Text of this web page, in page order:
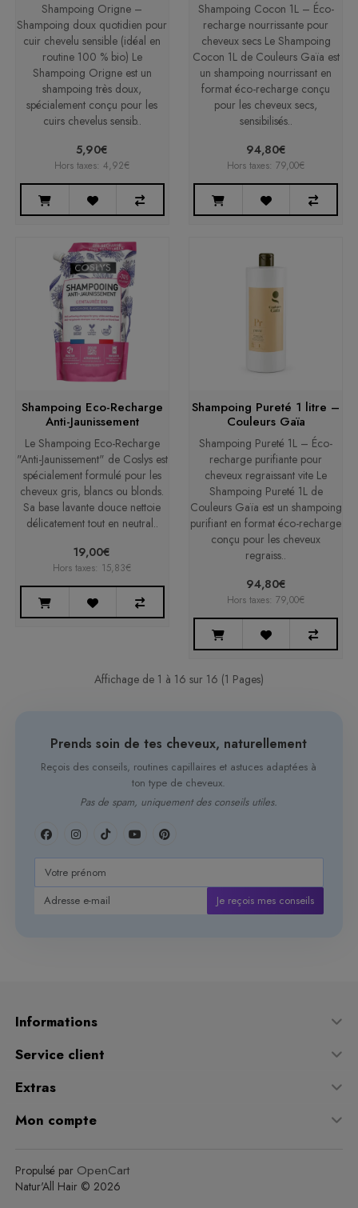
Shampoing Origne –
Shampoing doux quotidien pour
cuir chevelu sensible (idéal en
routine 100 % bio) Le
Shampoing Origne est un
shampoing très doux,
spécialement conçu pour les
cuirs chevelus sensib..
5,90€
Hors taxes: 4,92€
Shampoing Cocon 1L – Éco-
recharge nourrissante pour
cheveux secs Le Shampoing
Cocon 1L de Couleurs Gaïa est
un shampoing nourrissant en
format éco-recharge conçu
pour les cheveux secs,
sensibilisés..
94,80€
Hors taxes: 79,00€
Shampoing Eco-Recharge
Anti-Jaunissement
Le Shampoing Eco-Recharge
"Anti-Jaunissement" de Coslys est
spécialement formulé pour les
cheveux gris, blancs ou blonds.
Sa base lavante douce nettoie
délicatement tout en neutral..
19,00€
Hors taxes: 15,83€
Shampoing Pureté 1 litre –
Couleurs Gaïa
Shampoing Pureté 1L – Éco-
recharge purifiante pour
cheveux regraissant vite Le
Shampoing Pureté 1L de
Couleurs Gaïa est un shampoing
purifiant en format éco-recharge
conçu pour les cheveux
regraiss..
94,80€
Hors taxes: 79,00€
Affichage de 1 à 16 sur 16 (1 Pages)
Prends soin de tes cheveux, naturellement
Reçois des conseils, routines capillaires et astuces adaptées à
ton type de cheveux.
Pas de spam, uniquement des conseils utiles.
Je reçois mes conseils
Informations
Service client
Extras
Mon compte
Propulsé par OpenCart
Natur'All Hair © 2026